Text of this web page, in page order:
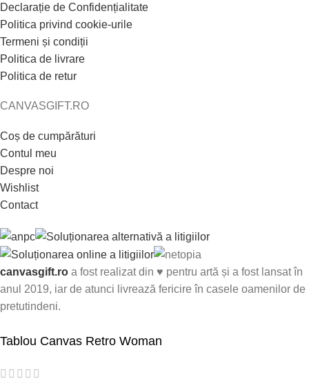
Declarație de Confidențialitate
Politica privind cookie-urile
Termeni și condiții
Politica de livrare
Politica de retur
CANVASGIFT.RO
Coș de cumpărături
Contul meu
Despre noi
Wishlist
Contact
canvasgift.ro a fost realizat din ♥ pentru artă și a fost lansat în
anul 2019, iar de atunci livrează fericire în casele oamenilor de
pretutindeni.
Tablou Canvas Retro Woman